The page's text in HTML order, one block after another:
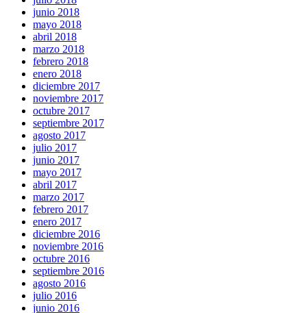
junio 2018
mayo 2018
abril 2018
marzo 2018
febrero 2018
enero 2018
diciembre 2017
noviembre 2017
octubre 2017
septiembre 2017
agosto 2017
julio 2017
junio 2017
mayo 2017
abril 2017
marzo 2017
febrero 2017
enero 2017
diciembre 2016
noviembre 2016
octubre 2016
septiembre 2016
agosto 2016
julio 2016
junio 2016